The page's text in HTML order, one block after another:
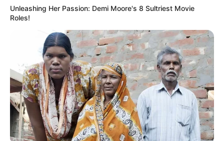
Unleashing Her Passion: Demi Moore's 8 Sultriest Movie
Roles!